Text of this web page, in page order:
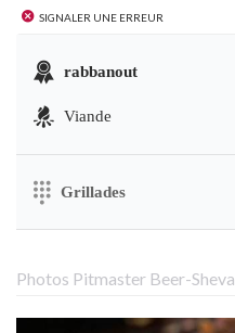
Signaler une erreur
rabbanout
Viande
Grillades
Photos Pitmaster Beer-Sheva